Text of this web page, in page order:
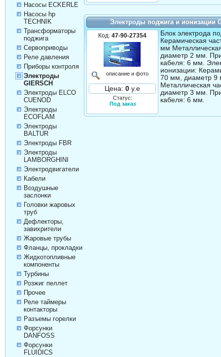
Насосы ECKERLE
Насосы hp
TECHNIK
Трансформаторы
поджига
Сервоприводы
Реле давления
Приборы контроля
Электроды
GIERSCH
Электроды ELCO
CUENOD
Электроды
ECOFLAM
Электроды
BALTUR
Электроды FBR
Электроды
LAMBORGHINI
Электродвигатели
Кабели
Воздушные
заслонки
Головки жаровых
труб
Дефлекторы,
завихрители
Жаровые трубы
Фланцы, прокладки
Жидкотопливные
компоненты
Турбины
Розжиг пеллет
Прочее
Реле таймеры
контакторы
Разъемы горелки
Форсунки
DANFOSS
Форсунки
FLUIDICS
Электроды поджига и ионизации
Код:47-90-27354
описание и фото
Цена: 0 у.е
Статус:
Под заказ
Блок электрода
Керамическая
мм
диаметр 2 мм.
кабеля: 6 мм.
ионизации:
70 мм, диаметр 9
Металлическая
диаметр 3 мм.
кабеля: 6 мм.